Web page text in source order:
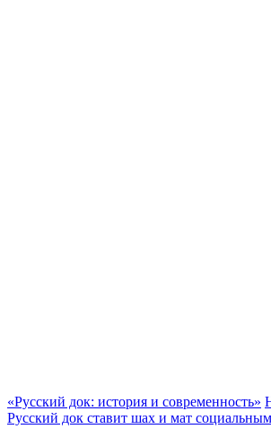
«Русский док: история и современность»
Русский док ставит шах и мат